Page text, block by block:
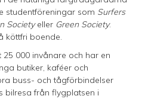
studentföreningar som Surfers
Societyeller Green Society.
köttfri boende.
000 invånare och har en
butiker, kaféer och
buss- och tågförbindelser
bilresa från flygplatsen i